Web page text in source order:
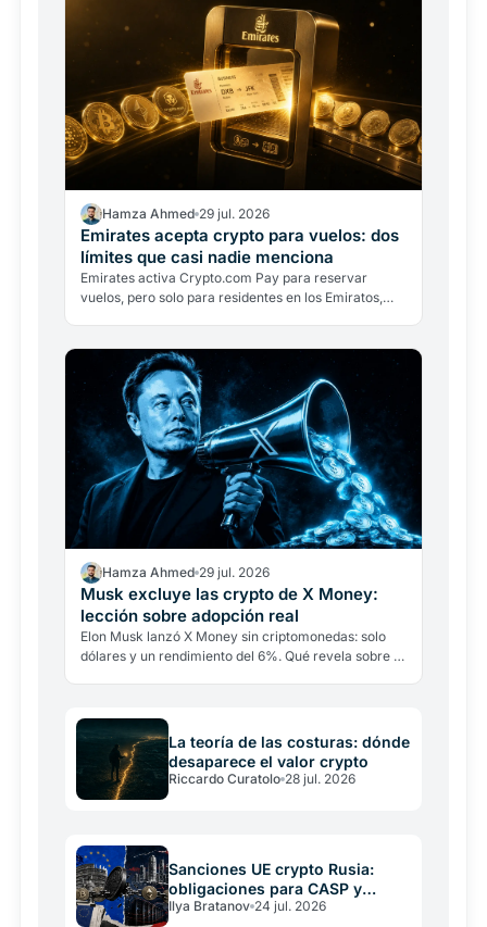
Hamza Ahmed 29 jul. 2026
Emirates acepta crypto para vuelos: dos
límites que casi nadie menciona
Emirates activa Crypto.com Pay para reservar
vuelos, pero solo para residentes en los Emiratos,
Hamza Ahmed 29 jul. 2026
Musk excluye las crypto de X Money:
lección sobre adopción real
Elon Musk lanzó X Money sin criptomonedas: solo
dólares y un rendimiento del 6%. Qué revela sobre la
La teoría de las costuras: dónde
desaparece el valor crypto
Riccardo Curatolo 28 jul. 2026
Sanciones UE crypto Rusia:
obligaciones para CASP y
operadores
Ilya Bratanov 24 jul. 2026